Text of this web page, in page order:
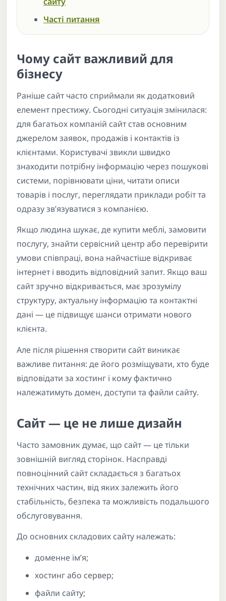
Часті питання
Чому сайт важливий для
бізнесу
Раніше сайт часто сприймали як додатковий
елемент престижу. Сьогодні ситуація змінилася:
для багатьох компаній сайт став основним
джерелом заявок, продажів і контактів із
клієнтами. Користувачі звикли швидко
знаходити потрібну інформацію через пошукові
системи, порівнювати ціни, читати описи
товарів і послуг, переглядати приклади робіт та
одразу зв’язуватися з компанією.
Якщо людина шукає, де купити меблі, замовити
послугу, знайти сервісний центр або перевірити
умови співпраці, вона найчастіше відкриває
інтернет і вводить відповідний запит. Якщо ваш
сайт зручно відкривається, має зрозумілу
структуру, актуальну інформацію та контактні
дані — це підвищує шанси отримати нового
клієнта.
Але після рішення створити сайт виникає
важливе питання: де його розміщувати, хто буде
відповідати за хостинг і кому фактично
належатимуть домен, доступи та файли сайту.
Сайт — це не лише дизайн
Часто замовник думає, що сайт — це тільки
зовнішній вигляд сторінок. Насправді
повноцінний сайт складається з багатьох
технічних частин, від яких залежить його
стабільність, безпека та можливість подальшого
обслуговування.
До основних складових сайту належать:
доменне ім’я;
хостинг або сервер;
файли сайту;